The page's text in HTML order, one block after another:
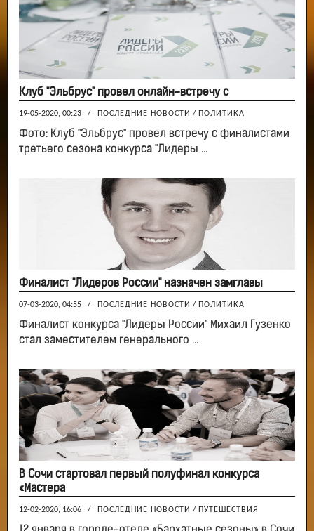
Клуб "Эльбрус" провел онлайн-встречу с
19-05-2020, 00:23 / ПОСЛЕДНИЕ НОВОСТИ / ПОЛИТИКА
Фото: Клуб "Эльбрус" провел встречу с финалистами
третьего сезона конкурса "Лидеры ...
Финалист "Лидеров России" назначен замглавы
07-03-2020, 04:55 / ПОСЛЕДНИЕ НОВОСТИ / ПОЛИТИКА
Финалист конкурса "Лидеры России" Михаил Гузенко
стал заместителем генерального ...
В Сочи стартовал первый полуфинал конкурса
«Мастера
12-02-2020, 16:06 / ПОСЛЕДНИЕ НОВОСТИ / ПУТЕШЕСТВИЯ